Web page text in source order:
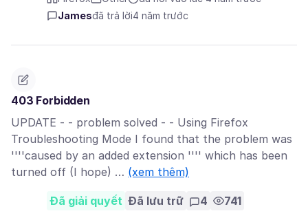
Jamesđã trả lời4 năm trước
403 Forbidden
UPDATE - - problem solved - - Using Firefox
Troubleshooting Mode I found that the problem was
''''caused by an added extension '''' which has been
turned off (I hope) … (xem thêm)
Đã giải quyết Đã lưu trữ 4 741